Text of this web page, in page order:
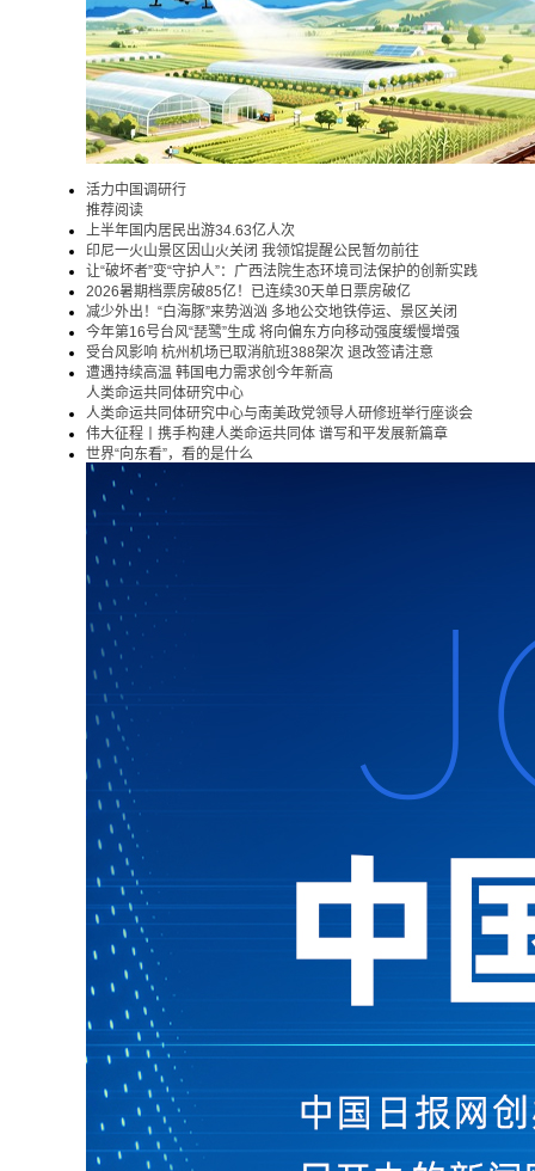
活力中国调研行
推荐阅读
上半年国内居民出游34.63亿人次
印尼一火山景区因山火关闭 我领馆提醒公民暂勿前往
让“破坏者”变“守护人”：广西法院生态环境司法保护的创新实践
2026暑期档票房破85亿！已连续30天单日票房破亿
减少外出！“白海豚”来势汹汹 多地公交地铁停运、景区关闭
今年第16号台风“琵鹭”生成 将向偏东方向移动强度缓慢增强
受台风影响 杭州机场已取消航班388架次 退改签请注意
遭遇持续高温 韩国电力需求创今年新高
人类命运共同体研究中心
人类命运共同体研究中心与南美政党领导人研修班举行座谈会
伟大征程丨携手构建人类命运共同体 谱写和平发展新篇章
世界“向东看”，看的是什么